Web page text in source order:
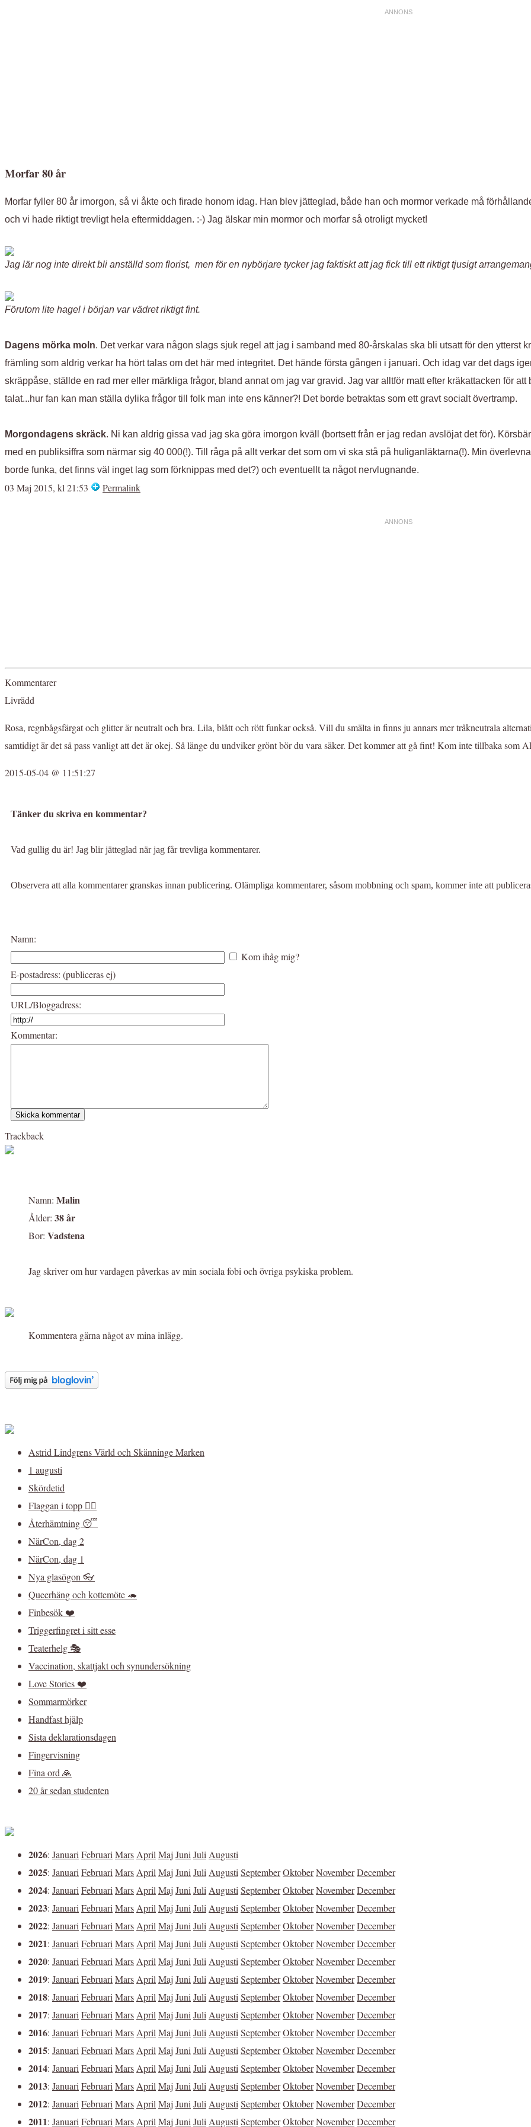
Morfar 80 år
Morfar fyller 80 år imorgon, så vi åkte och firade honom idag. Han blev jätteglad, både han och mormor verkade må
och vi hade riktigt trevligt hela eftermiddagen. :-) Jag älskar min mormor och morfar så otroligt mycket!
Jag lär nog inte direkt bli anställd som florist, men för en nybörjare tycker jag faktiskt att jag fick till ett riktigt tjusigt
Förutom lite hagel i början var vädret riktigt fint.
Dagens mörka moln. Det verkar vara någon slags sjuk regel att jag i samband med 80-årskalas ska bli utsatt för den
främling som aldrig verkar ha hört talas om det här med integritet. Det hände första gången i januari. Och idag var det dags
skräppåse, ställde en rad mer eller märkliga frågor, bland annat om jag var gravid. Jag var alltför matt efter kräkattacken för
talat...hur fan kan man ställa dylika frågor till folk man inte ens känner?! Det borde betraktas som ett gravt socialt övertramp.
Morgondagens skräck. Ni kan aldrig gissa vad jag ska göra imorgon kväll (bortsett från er jag redan avslöjat det för).
med en publiksiffra som närmar sig 40 000(!). Till råga på allt verkar det som om vi ska stå på huliganläktarna(!). Min
borde funka, det finns väl inget lag som förknippas med det?) och eventuellt ta något nervlugnande.
03 Maj 2015, kl 21:53 Permalink
Kommentarer
Livrädd
Rosa, regnbågsfärgat och glitter är neutralt och bra. Lila, blått och rött funkar också. Vill du smälta in finns ju annars mer tråkneutrala
samtidigt är det så pass vanligt att det är okej. Så länge du undviker grönt bör du vara säker. Det kommer att gå fint! Kom inte tillbaka
2015-05-04 @ 11:51:27
Tänker du skriva en kommentar?
Vad gullig du är! Jag blir jätteglad när jag får trevliga kommentarer.
Observera att alla kommentarer granskas innan publicering. Olämpliga kommentarer, såsom mobbning och spam, kommer inte att
Namn:
Kom ihåg mig?
E-postadress: (publiceras ej)
URL/Bloggadress:
Kommentar:
Trackback
Namn: Malin
Ålder: 38 år
Bor: Vadstena
Jag skriver om hur vardagen påverkas av min sociala fobi och övriga psykiska problem.
Kommentera gärna något av mina inlägg.
Astrid Lindgrens Värld och Skänninge Marken
1 augusti
Skördetid
Flaggan i topp 🏳️‍🌈
Återhämtning 😴
NärCon, dag 2
NärCon, dag 1
Nya glasögon 👓
Queerhäng och kottemöte 🦔
Finbesök ❤️
Triggerfingret i sitt esse
Teaterhelg 🎭
Vaccination, skattjakt och synundersökning
Love Stories ❤️
Sommarmörker
Handfast hjälp
Sista deklarationsdagen
Fingervisning
Fina ord 🙏
20 år sedan studenten
2026: JanuariFebruariMarsAprilMaj JuniJuliAugusti
2025: JanuariFebruariMarsAprilMaj JuniJuliAugustiSeptemberOktoberNovemberDecember
2024: JanuariFebruariMarsAprilMaj JuniJuliAugustiSeptemberOktoberNovemberDecember
2023: JanuariFebruariMarsAprilMaj JuniJuliAugustiSeptemberOktoberNovemberDecember
2022: JanuariFebruariMarsAprilMaj JuniJuliAugustiSeptemberOktoberNovemberDecember
2021: JanuariFebruariMarsAprilMaj JuniJuliAugustiSeptemberOktoberNovemberDecember
2020: JanuariFebruariMarsAprilMaj JuniJuliAugustiSeptemberOktoberNovemberDecember
2019: JanuariFebruariMarsAprilMaj JuniJuliAugustiSeptemberOktoberNovemberDecember
2018: JanuariFebruariMarsAprilMaj JuniJuliAugustiSeptemberOktoberNovemberDecember
2017: JanuariFebruariMarsAprilMaj JuniJuliAugustiSeptemberOktoberNovemberDecember
2016: JanuariFebruariMarsAprilMaj JuniJuliAugustiSeptemberOktoberNovemberDecember
2015: JanuariFebruariMarsAprilMaj JuniJuliAugustiSeptemberOktoberNovemberDecember
2014: JanuariFebruariMarsAprilMaj JuniJuliAugustiSeptemberOktoberNovemberDecember
2013: JanuariFebruariMarsAprilMaj JuniJuliAugustiSeptemberOktoberNovemberDecember
2012: JanuariFebruariMarsAprilMaj JuniJuliAugustiSeptemberOktoberNovemberDecember
2011: JanuariFebruariMarsAprilMaj JuniJuliAugustiSeptemberOktoberNovemberDecember